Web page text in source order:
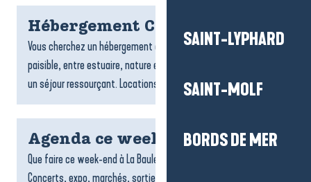
SAINT-LYPHARD
SAINT-MOLF
BORDS DE MER
Hébergement Camoël
Vous cherchez un hébergement à Camoël ? Cette commune
paisible, entre estuaire, nature et campagne, est parfaite pour
un séjour ressourçant. Locations, chambres d’hôtes ou...
Agenda ce week end
Que faire ce week-end à La Baule-Presqu’île de Guérande ?
Concerts, expo, marchés, sorties et événements à ne pas